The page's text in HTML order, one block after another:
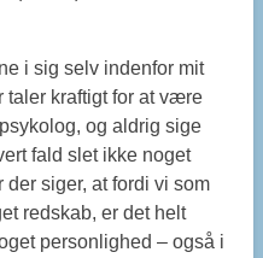
i sig selv indenfor mit
taler kraftigt for at være
og aldrig sige
fald slet ikke noget
der siger, at fordi vi som
redskab, er det helt
personlighed – også i